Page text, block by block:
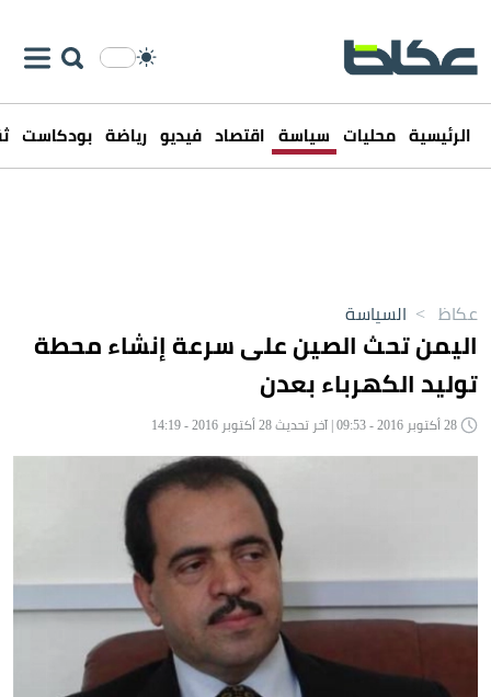
الرئيسية محليات سياسة اقتصاد فيديو رياضة بودكاست
عكاظ > السياسة
اليمن تحث الصين على سرعة إنشاء محطة
توليد الكهرباء بعدن